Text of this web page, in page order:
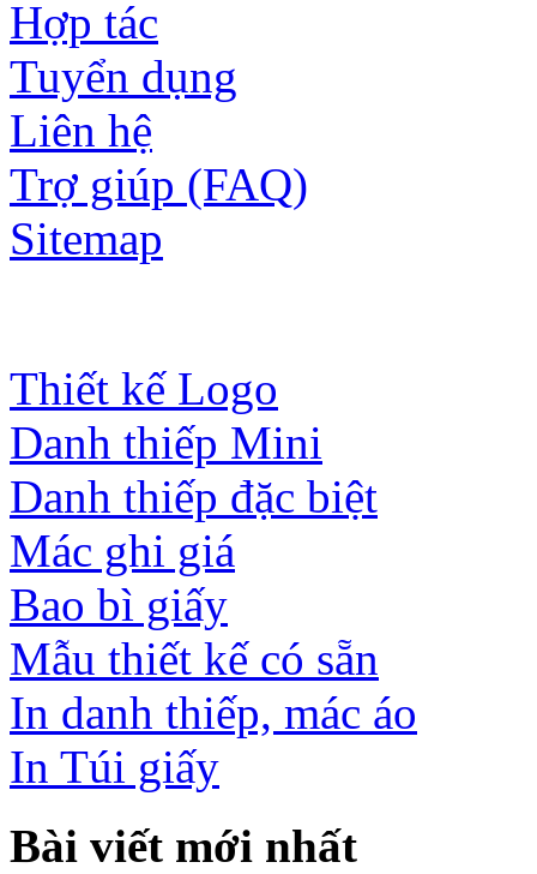
Hợp tác
Tuyển dụng
Liên hệ
Trợ giúp (FAQ)
Sitemap
Thiết kế Logo
Danh thiếp Mini
Danh thiếp đặc biệt
Mác ghi giá
Bao bì giấy
Mẫu thiết kế có sẵn
In danh thiếp, mác áo
In Túi giấy
Bài viết mới nhất